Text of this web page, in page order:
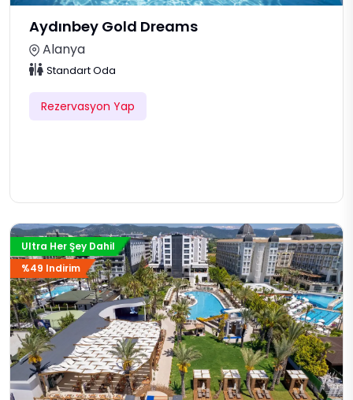
Aydınbey Gold Dreams
Alanya
Standart Oda
Rezervasyon Yap
Ultra Her Şey Dahil
%49 Indirim